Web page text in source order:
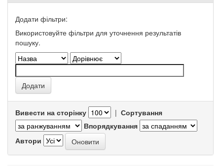
Додати фільтри:
Використовуйте фільтри для уточнення результатів
пошуку.
Вивести на сторінку | Сортування
Впорядкування
Автори